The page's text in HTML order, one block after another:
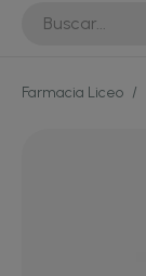
Farmacia Liceo /